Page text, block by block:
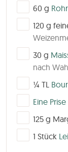
▢
60 g
▢
120 g
▢
30 g
nach
▢
¼ TL
▢
Eine Prise
▢
125 g
▢1 Stück